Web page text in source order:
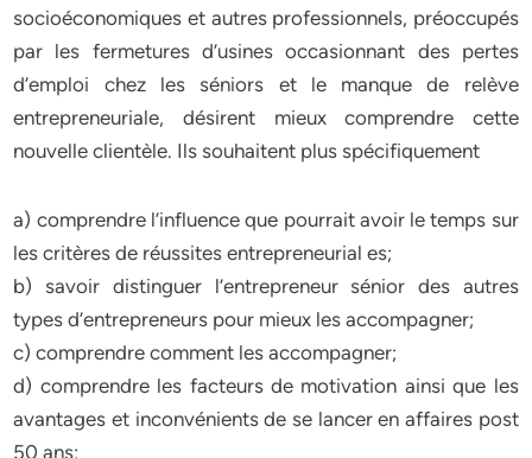
socioéconomiques et autres professionnels, préoccupés
par les fermetures d’usines occasionnant des pertes
d’emploi chez les séniors et le manque de relève
entrepreneuriale, désirent mieux comprendre cette
nouvelle clientèle. Ils souhaitent plus spécifiquement
a) comprendre l’influence que pourrait avoir le temps sur
les critères de réussites entrepreneurial es;
b) savoir distinguer l’entrepreneur sénior des autres
types d’entrepreneurs pour mieux les accompagner;
c) comprendre comment les accompagner;
d) comprendre les facteurs de motivation ainsi que les
avantages et inconvénients de se lancer en affaires post
50 ans;